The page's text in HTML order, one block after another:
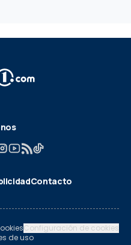
Contacto
Configuración de cookies
de uso